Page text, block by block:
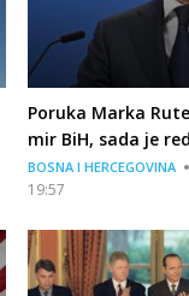
Poruka Marka
mir BiH, sada je
BOSNA I HERCEGOVINA
19:57